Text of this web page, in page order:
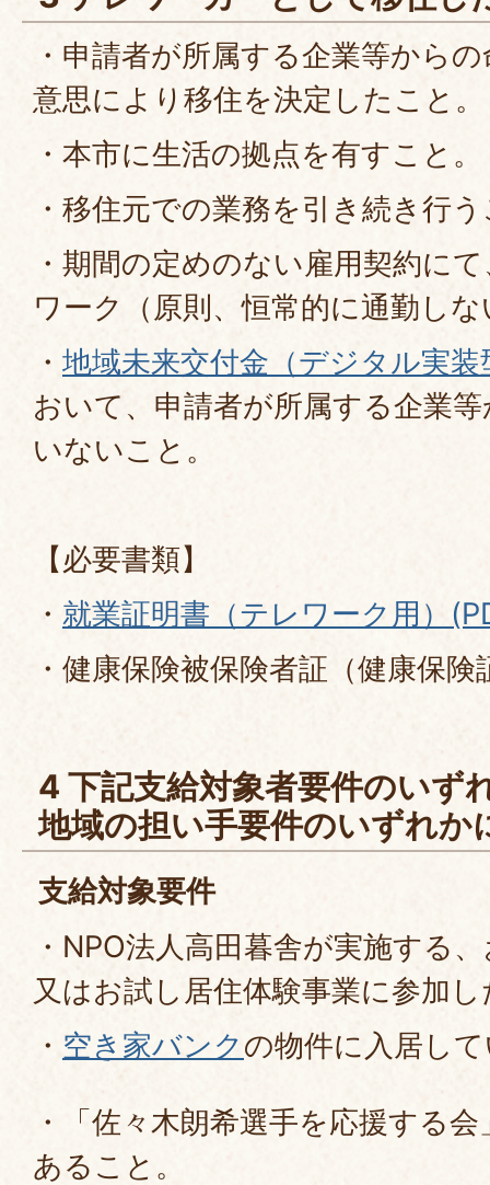
・申請者が所属する企業等から
意思により移住を決定したこと。
・本市に生活の拠点を有すこと。
・移住元での業務を引き続き行
・期間の定めのない雇用契約に
ワーク（原則、恒常的に通勤し
・ 地域未来交付金（デジタル実装
おいて、申請者が所属する企業
いないこと。
【必要書類】
・ 就業証明書（テレワーク用）
・健康保険被保険者証（健康保
4 下記支給対象者要件のいず
地域の担い手要件のいずれか
支給対象要件
・NPO法人高田暮舎が実施する
又はお試し居住体験事業に参加
・ 空き家バンクの物件に入居し
・「佐々木朗希選手を応援する
あること。